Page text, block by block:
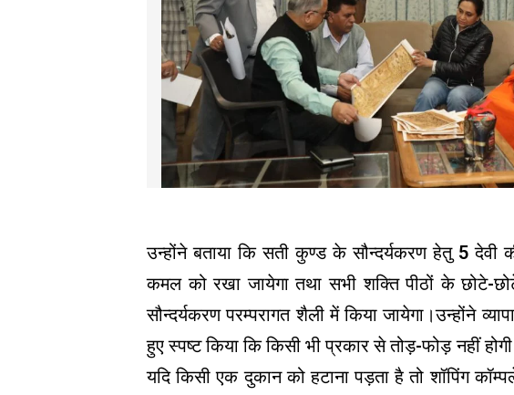
उन्होंने बताया कि सती कुण्ड के सौन्दर्यकरण हेतु 5 देवी
कमल को रखा जायेगा तथा सभी शक्ति पीठों के छोटे-
सौन्दर्यकरण परम्परागत शैली में किया जायेगा।उन्होंने
हुए स्पष्ट किया कि किसी भी प्रकार से तोड़-फोड़ नहीं
यदि किसी एक दुकान को हटाना पड़ता है तो शॉपिंग